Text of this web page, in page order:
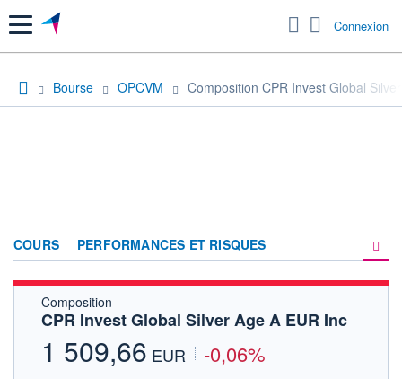
Menu Connexion
Bourse OPCVM Composition CPR Invest Global
COURS PERFORMANCES ET RISQUES
FORUM
Composition
CPR Invest Global Silver Age A EUR Inc
1 509,66 EUR -0,06%